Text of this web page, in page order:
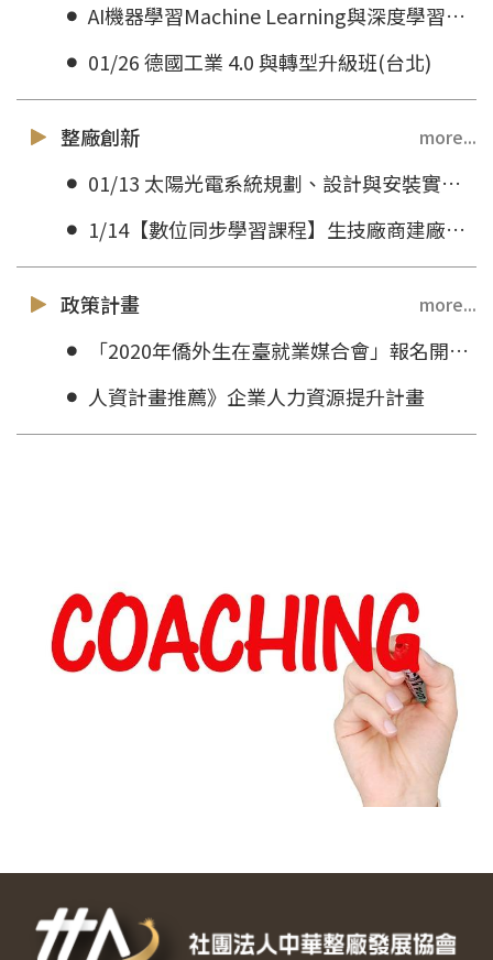
AI機器學習Machine Learning與深度學習Deep Learning精修班(台中)
01/26 德國工業 4.0 與轉型升級班(台北)
整廠創新 more...
01/13 太陽光電系統規劃、設計與安裝實作訓練班(新竹)
1/14【數位同步學習課程】生技廠商建廠規劃與水/空調系統確效實務班(台北)
政策計畫 more...
「2020年僑外生在臺就業媒合會」報名開放！
人資計畫推薦》企業人力資源提升計畫